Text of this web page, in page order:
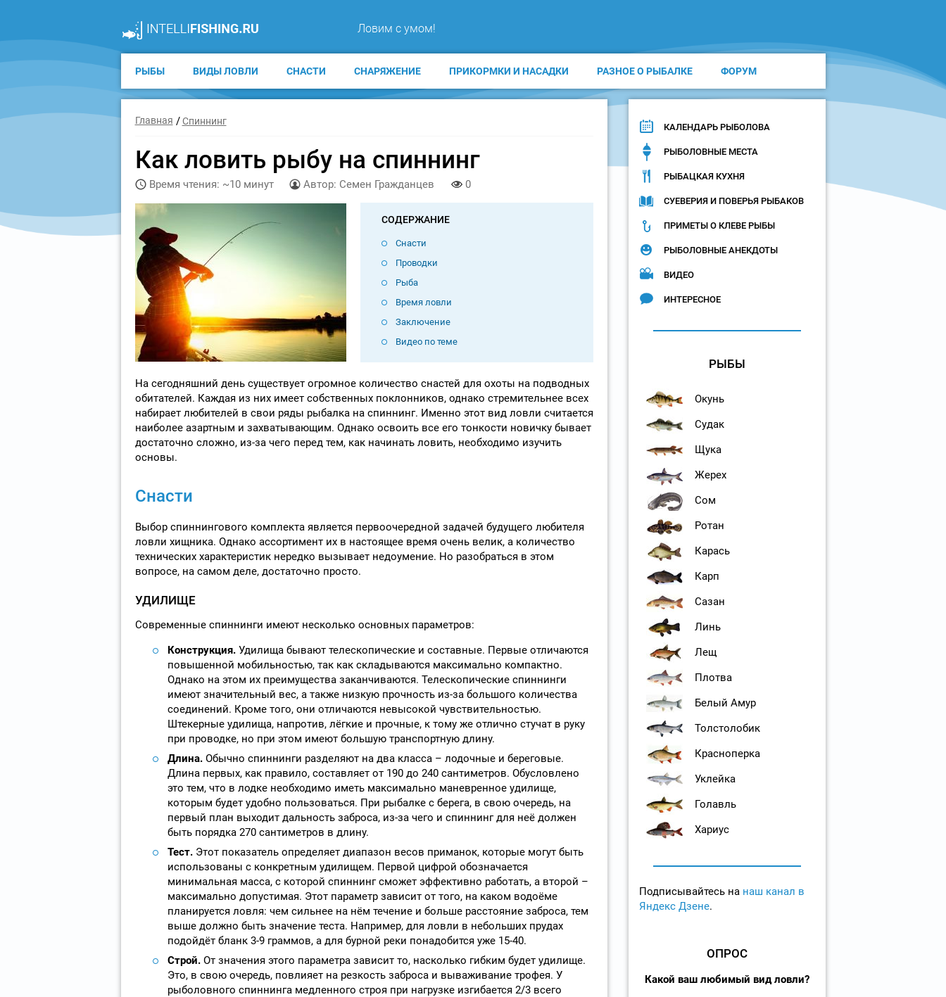
Ловим с умом!
РЫБЫ ВИДЫ ЛОВЛИ СНАСТИ СНАРЯЖЕНИЕ ПРИКОРМКИ И НАСАДКИ РАЗНОЕ О РЫБАЛКЕ ФОРУМ
Главная Спиннинг
Как ловить рыбу на спиннинг
Время чтения: ~10 минут Автор: Семен Гражданцев 0
СОДЕРЖАНИЕ
Снасти
Проводки
Рыба
Время ловли
Заключение
Видео по теме
На сегодняшний день существует огромное количество снастей для охоты на подводных
обитателей. Каждая из них имеет собственных поклонников, однако стремительнее всех
набирает любителей в свои ряды рыбалка на спиннинг. Именно этот вид ловли считается
наиболее азартным и захватывающим. Однако освоить все его тонкости новичку бывает
достаточно сложно, из-за чего перед тем, как начинать ловить, необходимо изучить
основы.
Снасти
Выбор спиннингового комплекта является первоочередной задачей будущего любителя
ловли хищника. Однако ассортимент их в настоящее время очень велик, а количество
технических характеристик нередко вызывает недоумение. Но разобраться в этом
вопросе, на самом деле, достаточно просто.
УДИЛИЩЕ
Современные спиннинги имеют несколько основных параметров:
Конструкция.Удилища бывают телескопические и составные. Первые отличаются
повышенной мобильностью, так как складываются максимально компактно.
Однако на этом их преимущества заканчиваются. Телескопические спиннинги
имеют значительный вес, а также низкую прочность из-за большого количества
соединений. Кроме того, они отличаются невысокой чувствительностью.
Штекерные удилища, напротив, лёгкие и прочные, к тому же отлично стучат в руку
при проводке, но при этом имеют большую транспортную длину.
Длина.Обычно спиннинги разделяют на два класса – лодочные и береговые.
Длина первых, как правило, составляет от 190 до 240 сантиметров. Обусловлено
это тем, что в лодке необходимо иметь максимально маневренное удилище,
которым будет удобно пользоваться. При рыбалке с берега, в свою очередь, на
первый план выходит дальность заброса, из-за чего и спиннинг для неё должен
быть порядка 270 сантиметров в длину.
Тест. Этот показатель определяет диапазон весов приманок, которые могут быть
использованы с конкретным удилищем. Первой цифрой обозначается
минимальная масса, с которой спиннинг сможет эффективно работать, а второй –
максимально допустимая. Этот параметр зависит от того, на каком водоёме
планируется ловля: чем сильнее на нём течение и больше расстояние заброса, тем
выше должно быть значение теста. Например, для ловли в небольших прудах
подойдёт бланк 3-9 граммов, а для бурной реки понадобится уже 15-40.
Строй. От значения этого параметра зависит то, насколько гибким будет удилище.
Это, в свою очередь, повлияет на резкость заброса и вываживание трофея. У
рыболовного спиннинга медленного строя при нагрузке изгибается 2/3 всего
КАЛЕНДАРЬ РЫБОЛОВА
РЫБОЛОВНЫЕ МЕСТА
РЫБАЦКАЯ КУХНЯ
СУЕВЕРИЯ И ПОВЕРЬЯ РЫБАКОВ
ПРИМЕТЫ О КЛЕВЕ РЫБЫ
РЫБОЛОВНЫЕ АНЕКДОТЫ
ВИДЕО
ИНТЕРЕСНОЕ
РЫБЫ
Окунь
Судак
Щука
Жерех
Сом
Ротан
Карась
Карп
Сазан
Линь
Лещ
Плотва
Белый Амур
Толстолобик
Красноперка
Уклейка
Голавль
Хариус
Подписывайтесь на наш канал в
Яндекс Дзене.
ОПРОС
Какой ваш любимый вид ловли?